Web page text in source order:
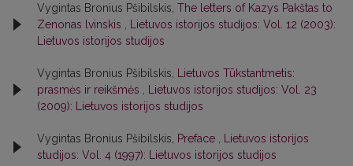
Vygintas Bronius Pšibilskis, The letters of Kazys Pakštas to
Zenonas lvinskis
Lietuvos istorijos studijos: Vol. 12 (2003):
Lietuvos istorijos studijos
Vygintas Bronius Pšibilskis,
Lietuvos Tūkstantmetis:
prasmės ir reikšmės
Lietuvos istorijos studijos: Vol. 23
(2009): Lietuvos istorijos studijos
Vygintas Bronius Pšibilskis, Preface
Lietuvos istorijos
studijos: Vol. 4 (1997): Lietuvos istorijos studijos